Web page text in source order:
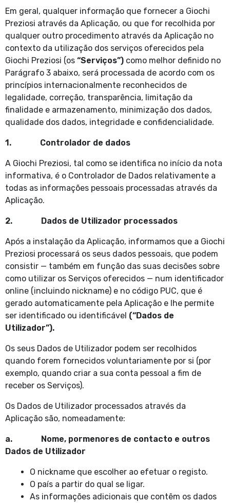
Em geral, qualquer informação que fornecer a Giochi
Preziosi através da Aplicação, ou que for recolhida por
qualquer outro procedimento através da Aplicação no
contexto da utilização dos serviços oferecidos pela
Giochi Preziosi (os “Serviços”) como melhor definido no
Parágrafo 3 abaixo, será processada de acordo com os
princípios internacionalmente reconhecidos de
legalidade, correção, transparência, limitação da
finalidade e armazenamento, minimização dos dados,
qualidade dos dados, integridade e confidencialidade.
1. Controlador de dados
A Giochi Preziosi, tal como se identifica no início da nota
informativa, é o Controlador de Dados relativamente a
todas as informações pessoais processadas através da
Aplicação.
2. Dados de Utilizador processados
Após a instalação da Aplicação, informamos que a Giochi
Preziosi processará os seus dados pessoais, que podem
consistir — também em função das suas decisões sobre
como utilizar os Serviços oferecidos — num identificador
online (incluindo nickname) e no código PUC, que é
gerado automaticamente pela Aplicação e lhe permite
ser identificado ou identificável (“Dados de
Utilizador”).
Os seus Dados de Utilizador podem ser recolhidos
quando forem fornecidos voluntariamente por si (por
exemplo, quando criar a sua conta pessoal a fim de
receber os Serviços).
Os Dados de Utilizador processados através da
Aplicação são, nomeadamente:
a. Nome, pormenores de contacto e outros
Dados de Utilizador
O nickname que escolher ao efetuar o registo.
O país a partir do qual se ligar.
As informações adicionais que contêm os dados